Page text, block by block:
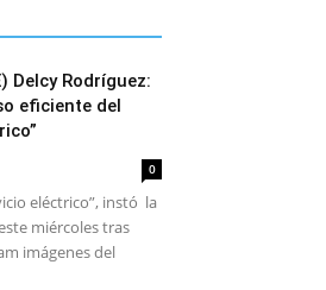
Delcy Rodríguez:
eficiente del
0
eléctrico”, instó la
miércoles tras
imágenes del